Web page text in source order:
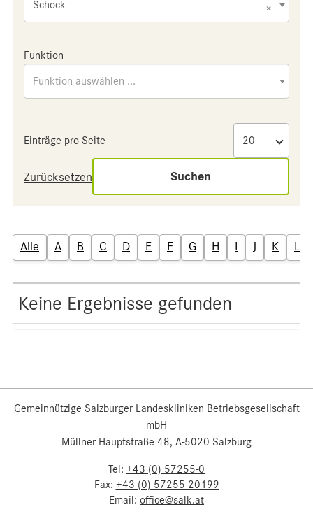
×
Schock
Funktion
Funktion auswählen ...
Einträge pro Seite
Zurücksetzen Suchen
Alle A B C D E F G H I J K L
Keine Ergebnisse gefunden
Gemeinnützige Salzburger Landeskliniken Betriebsgesellschaft
mbH
Müllner Hauptstraße 48, A-5020 Salzburg
Tel: +43 (0) 57255-0
Fax: +43 (0) 57255-20199
Email: office@salk.at